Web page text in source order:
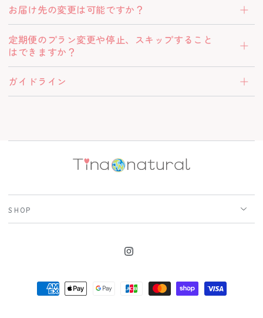
お届け先の変更は可能ですか？
定期便のプラン変更や停止、スキップすること
はできますか？
ガイドライン
SHOP
Instagram